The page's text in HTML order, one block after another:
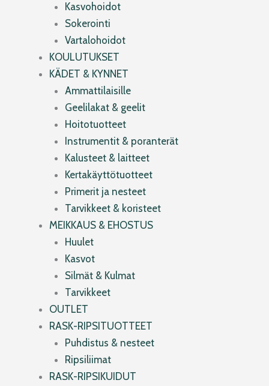
Kasvohoidot
Sokerointi
Vartalohoidot
KOULUTUKSET
KÄDET & KYNNET
Ammattilaisille
Geelilakat & geelit
Hoitotuotteet
Instrumentit & poranterät
Kalusteet & laitteet
Kertakäyttötuotteet
Primerit ja nesteet
Tarvikkeet & koristeet
MEIKKAUS & EHOSTUS
Huulet
Kasvot
Silmät & Kulmat
Tarvikkeet
OUTLET
RASK-RIPSITUOTTEET
Puhdistus & nesteet
Ripsiliimat
RASK-RIPSIKUIDUT